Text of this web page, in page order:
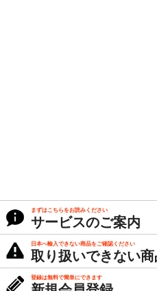
まずはこちらをお読みください
サービスのご案内
日本へ輸入できない商品をご確認ください
取り扱いできない商
登録は無料で簡単にできます